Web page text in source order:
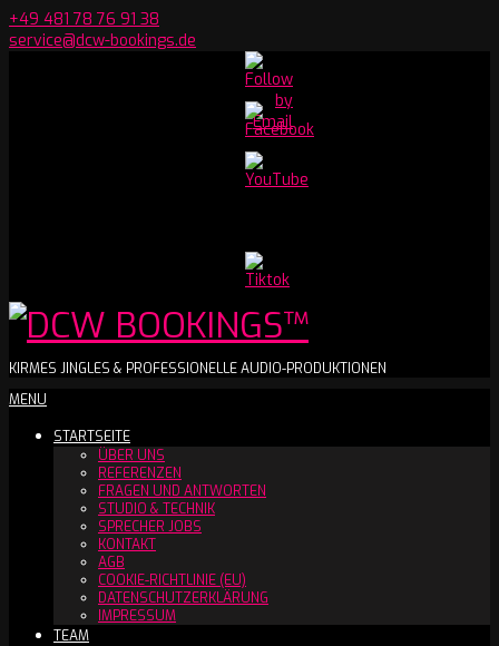
Skip
to
+49 481 78 76 91 38
service@dcw-bookings.de
Youtube
Channel
DCW
BOOKINGS™
KIRMES JINGLES & PROFESSIONELLE AUDIO-PRODUKTIONEN
Secondary
Menu
MENU
STARTSEITE
ÜBER UNS
REFERENZEN
FRAGEN UND ANTWORTEN
STUDIO & TECHNIK
SPRECHER JOBS
KONTAKT
AGB
COOKIE-RICHTLINIE (EU)
DATENSCHUTZERKLÄRUNG
IMPRESSUM
TEAM